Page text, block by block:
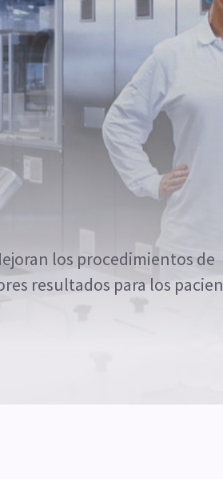
los procedimientos de
resultados para los